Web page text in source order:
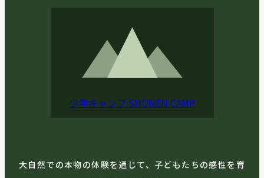
少年キャンプ SHONEN CAMP
大自然での本物の体験を通じて、子どもたちの感性を育